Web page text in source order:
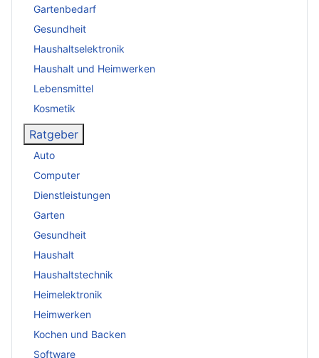
Gartenbedarf
Gesundheit
Haushaltselektronik
Haushalt und Heimwerken
Lebensmittel
Kosmetik
Ratgeber
Auto
Computer
Dienstleistungen
Garten
Gesundheit
Haushalt
Haushaltstechnik
Heimelektronik
Heimwerken
Kochen und Backen
Software